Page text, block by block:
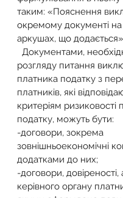
таким: «Пояснення
окремому документі на
аркушах, що
Документами,
розгляду питання
платника податку з
платників, які
критеріям ризиковості
податку, можуть бути:
-договори, зокрема
зовнішньоекономічні
додатками до них;
-договори, довіреності,
керівного органу